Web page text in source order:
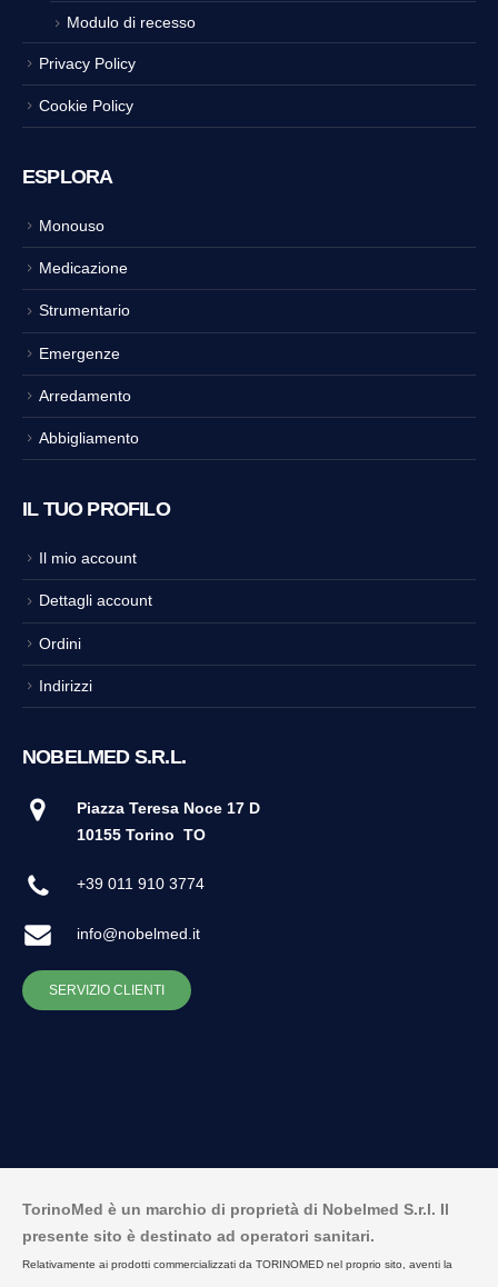
Modulo di recesso
Privacy Policy
Cookie Policy
ESPLORA
Monouso
Medicazione
Strumentario
Emergenze
Arredamento
Abbigliamento
IL TUO PROFILO
Il mio account
Dettagli account
Ordini
Indirizzi
NOBELMED S.R.L.
Piazza Teresa Noce 17 D
10155 Torino TO
+39 011 910 3774
info@nobelmed.it
SERVIZIO CLIENTI
TorinoMed è un marchio di proprietà di Nobelmed S.r.l. Il
presente sito è destinato ad operatori sanitari.
Relativamente ai prodotti commercializzati da TORINOMED nel proprio sito, aventi la